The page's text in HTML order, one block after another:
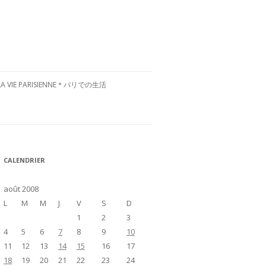
VIE PARISIENNE＊パリでの生活
メ
VISITE DE LA FRANCE＊フランス国
内お散歩
CALENDRIER
août 2008
L
M M J V S D
1 2
3
4
5 6 7 8 9
10
11
12 13 14 15 16
17
18
19 20 21 22 23
24